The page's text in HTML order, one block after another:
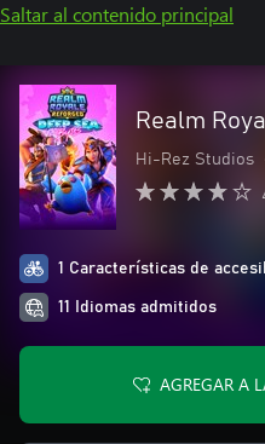
Saltar al contenido principal
Realm
Hi-Rez Studios
1 Características de
11 Idiomas admitidos
AGREGAR A